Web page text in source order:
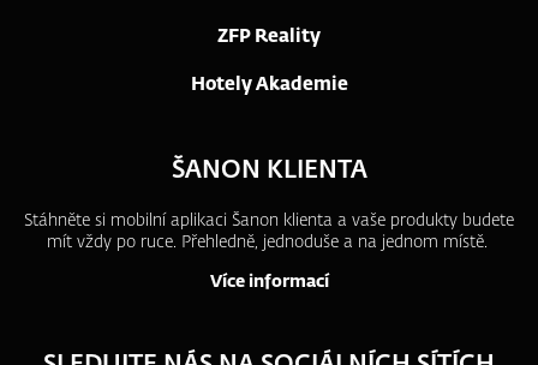
ZFP Reality
Hotely Akademie
ŠANON KLIENTA
Stáhněte si mobilní aplikaci Šanon klienta a vaše produkty budete
mít vždy po ruce. Přehledně, jednoduše a na jednom místě.
Více informací